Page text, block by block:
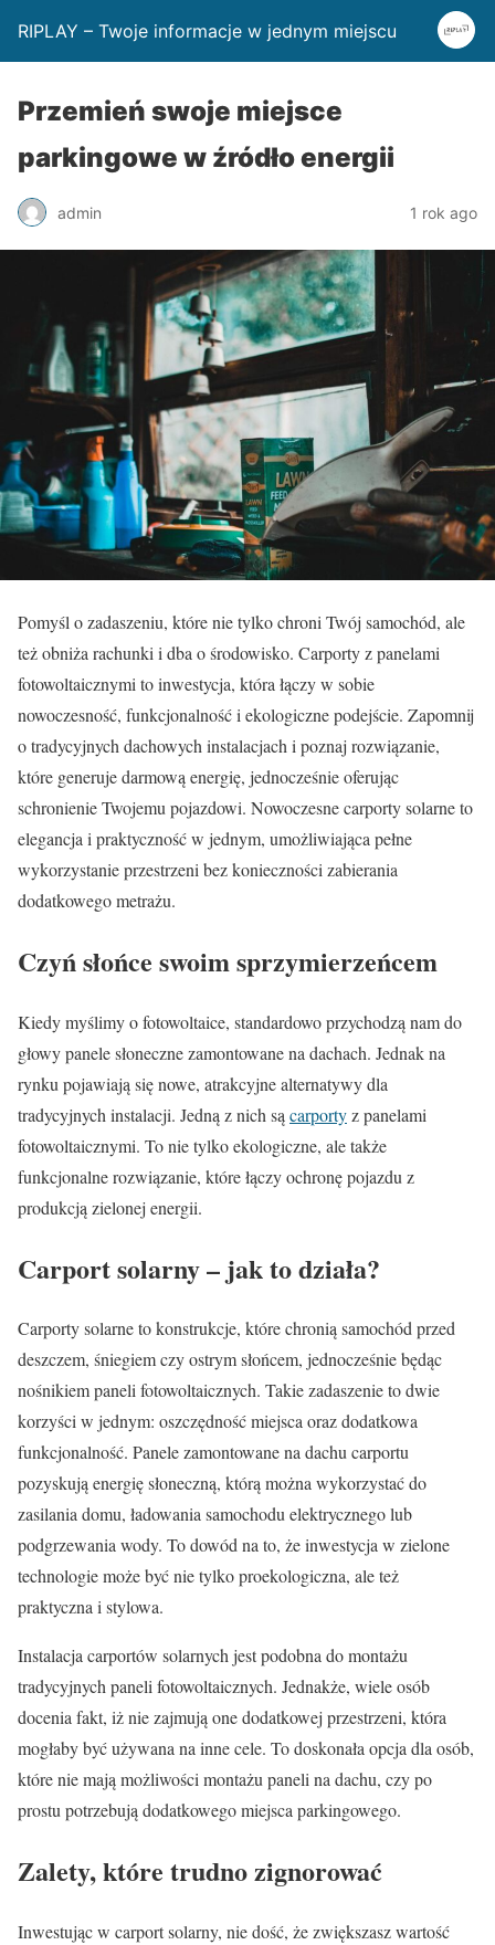
RIPLAY – Twoje informacje w jednym miejscu
Przemień swoje miejsce
parkingowe w źródło energii
admin 1 rok ago
Pomyśl o zadaszeniu, które nie tylko chroni Twój samochód, ale
też obniża rachunki i dba o środowisko. Carporty z panelami
fotowoltaicznymi to inwestycja, która łączy w sobie
nowoczesność, funkcjonalność i ekologiczne podejście. Zapomnij
o tradycyjnych dachowych instalacjach i poznaj rozwiązanie,
które generuje darmową energię, jednocześnie oferując
schronienie Twojemu pojazdowi. Nowoczesne carporty solarne to
elegancja i praktyczność w jednym, umożliwiająca pełne
wykorzystanie przestrzeni bez konieczności zabierania
dodatkowego metrażu.
Czyń słońce swoim sprzymierzeńcem
Kiedy myślimy o fotowoltaice, standardowo przychodzą nam do
głowy panele słoneczne zamontowane na dachach. Jednak na
rynku pojawiają się nowe, atrakcyjne alternatywy dla
tradycyjnych instalacji. Jedną z nich są carportyz panelami
fotowoltaicznymi. To nie tylko ekologiczne, ale także
funkcjonalne rozwiązanie, które łączy ochronę pojazdu z
produkcją zielonej energii.
Carport solarny – jak to działa?
Carporty solarne to konstrukcje, które chronią samochód przed
deszczem, śniegiem czy ostrym słońcem, jednocześnie będąc
nośnikiem paneli fotowoltaicznych. Takie zadaszenie to dwie
korzyści w jednym: oszczędność miejsca oraz dodatkowa
funkcjonalność. Panele zamontowane na dachu carportu
pozyskują energię słoneczną, którą można wykorzystać do
zasilania domu, ładowania samochodu elektrycznego lub
podgrzewania wody. To dowód na to, że inwestycja w zielone
technologie może być nie tylko proekologiczna, ale też
praktyczna i stylowa.
Instalacja carportów solarnych jest podobna do montażu
tradycyjnych paneli fotowoltaicznych. Jednakże, wiele osób
docenia fakt, iż nie zajmują one dodatkowej przestrzeni, która
mogłaby być używana na inne cele. To doskonała opcja dla osób,
które nie mają możliwości montażu paneli na dachu, czy po
prostu potrzebują dodatkowego miejsca parkingowego.
Zalety, które trudno zignorować
Inwestując w carport solarny, nie dość, że zwiększasz wartość